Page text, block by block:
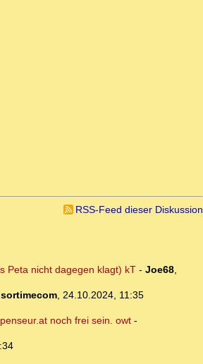
RSS-Feed dieser Diskussion
Peta nicht dagegen klagt) kT- Joe68,
, 24.10.2024, 11:35
noch frei sein. owt-